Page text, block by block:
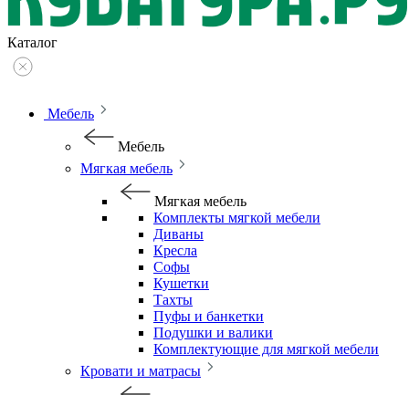
Каталог
Мебель
Мебель
Мягкая мебель
Мягкая мебель
Комплекты мягкой мебели
Диваны
Кресла
Софы
Кушетки
Тахты
Пуфы и банкетки
Подушки и валики
Комплектующие для мягкой мебели
Кровати и матрасы